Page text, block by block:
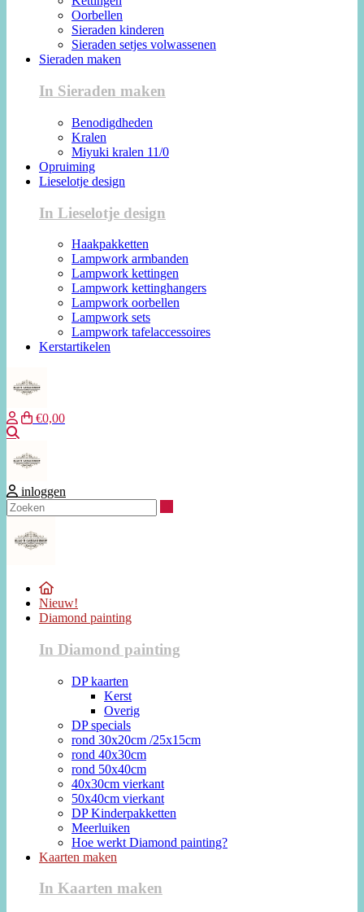
Oorbellen
Sieraden kinderen
Sieraden setjes volwassenen
Sieraden maken
In Sieraden maken
Benodigdheden
Kralen
Miyuki kralen 11/0
Opruiming
Lieselotje design
In Lieselotje design
Haakpakketten
Lampwork armbanden
Lampwork kettingen
Lampwork kettinghangers
Lampwork oorbellen
Lampwork sets
Lampwork tafelaccessoires
Kerstartikelen
€0,00
inloggen
Nieuw!
Diamond painting
In Diamond painting
DP kaarten
Kerst
Overig
DP specials
rond 30x20cm /25x15cm
rond 40x30cm
rond 50x40cm
40x30cm vierkant
50x40cm vierkant
DP Kinderpakketten
Meerluiken
Hoe werkt Diamond painting?
Kaarten maken
In Kaarten maken